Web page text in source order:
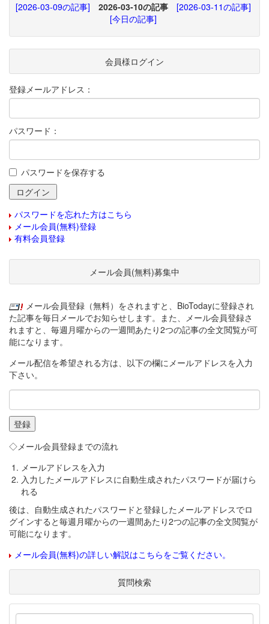
[2026-03-09の記事] 2026-03-10の記事
[2026-03-11の記事]
[今日の記事]
会員様ログイン
登録メールアドレス：
パスワード：
パスワードを保存する
パスワードを忘れた方はこちら
メール会員(無料)登録
有料会員登録
メール会員(無料)募集中
メール会員登録（無料）をされますと、BioTodayに登録され
た記事を毎日メールでお知らせします。また、メール会員登録さ
れますと、毎週月曜からの一週間あたり2つの記事の全文閲覧が可
能になります。
メール配信を希望される方は、以下の欄にメールアドレスを入力
下さい。
◇メール会員登録までの流れ
メールアドレスを入力
入力したメールアドレスに自動生成されたパスワードが届けら
れる
後は、自動生成されたパスワードと登録したメールアドレスでロ
グインすると毎週月曜からの一週間あたり2つの記事の全文閲覧が
可能になります。
メール会員(無料)の詳しい解説はこちらをご覧ください。
質問検索